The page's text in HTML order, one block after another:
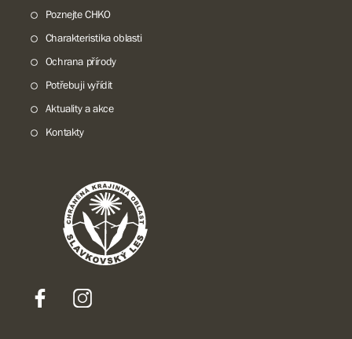
Poznejte CHKO
Charakteristika oblasti
Ochrana přírody
Potřebuji vyřídit
Aktuality a akce
Kontakty